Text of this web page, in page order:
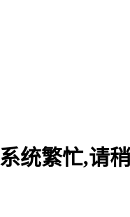
系统繁忙,请